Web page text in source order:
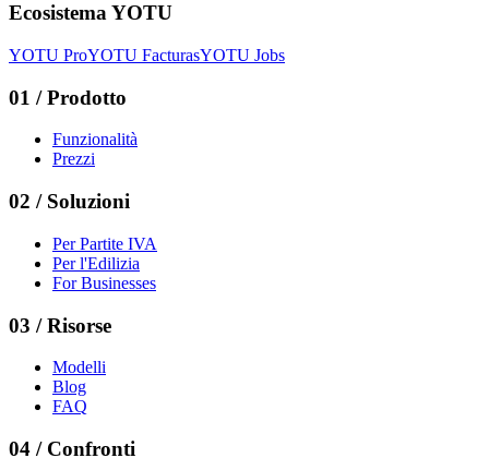
Ecosistema YOTU
YOTU ProYOTU FacturasYOTU Jobs
01 / Prodotto
Funzionalità
Prezzi
02 / Soluzioni
Per Partite IVA
Per l'Edilizia
For Businesses
03 /Risorse
Modelli
Blog
FAQ
04 / Confronti